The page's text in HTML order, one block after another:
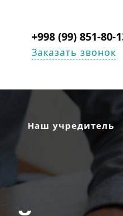
+998 (99) 851-80-
Заказать звонок
Наш учредитель